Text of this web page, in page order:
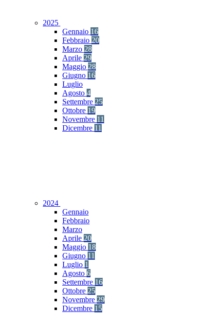
2025
Gennaio 16
Febbraio 20
Marzo 28
Aprile 29
Maggio 28
Giugno 16
Luglio
Agosto 4
Settembre 25
Ottobre 19
Novembre 11
Dicembre 11
2024
Gennaio
Febbraio
Marzo
Aprile 20
Maggio 18
Giugno 11
Luglio 1
Agosto 6
Settembre 16
Ottobre 25
Novembre 29
Dicembre 15